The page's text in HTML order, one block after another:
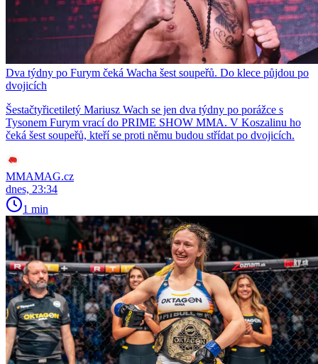
Dva týdny po Furym čeká Wacha šest soupeřů. Do klece půjdou po
dvojicích
Šestačtyřicetiletý Mariusz Wach se jen dva týdny po porážce s
Tysonem Furym vrací do PRIME SHOW MMA. V Koszalinu ho
čeká šest soupeřů, kteří se proti němu budou střídat po dvojicích.
MMAMAG.cz
dnes, 23:34
1 min